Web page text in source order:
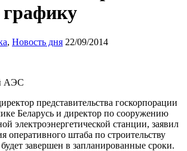
графику
, Новость дня 22/09/2014
АЭС
представительства госкорпорации
Беларусь и директор по сооружению
электроэнергетической станции, заявил
оперативного штаба по строительству
завершен в запланированные сроки.